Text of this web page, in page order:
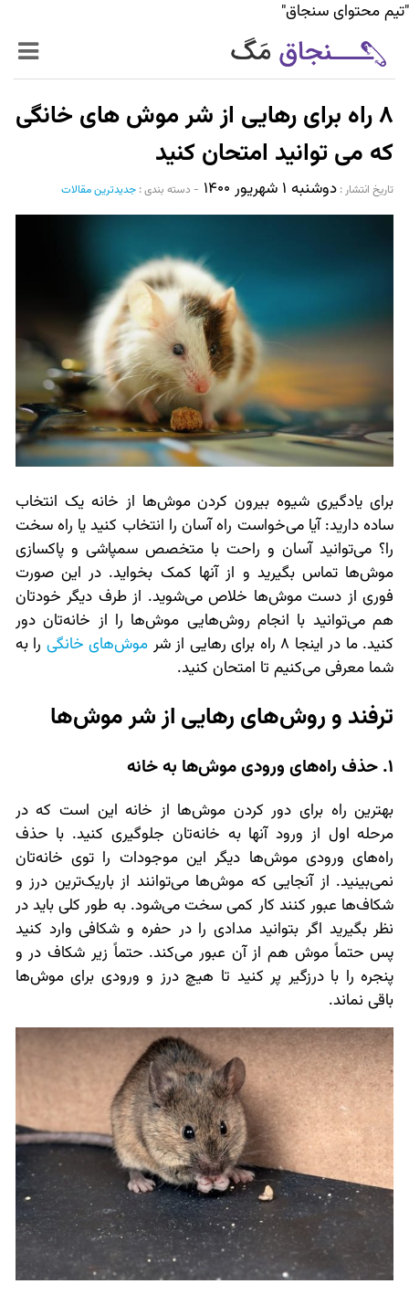
"تیم محتوای سنجاق"
زنده‌تر
حرفه‌ای‌تر
سیر تا پیاز خدمات
بازار آنلاین سنجاق
۸ راه برای رهایی از شر موش های خانگی
که می توانید امتحان کنید
تاریخ انتشار :‌ دوشنبه ۱ شهریور ۱۴۰۰ - دسته بندی : جدیدترین مقالات
برای یادگیری شیوه بیرون کردن موش‌ها از خانه یک انتخاب
ساده دارید: آیا می‌خواست راه آسان را انتخاب کنید یا راه سخت
را؟ می‌توانید آسان و راحت با متخصص سمپاشی و پاکسازی
موش‌ها تماس بگیرید و از آنها کمک بخواید. در این صورت
فوری از دست موش‌ها خلاص می‌شوید. از طرف دیگر خودتان
هم می‌توانید با انجام روش‌هایی موش‌ها را از خانه‌تان دور
کنید. ما در اینجا 8 راه برای رهایی از شر
موش‌های خانگی را به
شما معرفی می‌کنیم تا امتحان کنید.
ترفند و روش‌های رهایی از شر موش‌ها
1. حذف راه‌های ورودی موش‌ها به خانه
بهترین راه برای دور کردن موش‌ها از خانه این است که در
مرحله اول از ورود آنها به خانه‌تان جلوگیری کنید. با حذف
راه‌های ورودی موش‌ها دیگر این موجودات را توی خانه‌تان
نمی‌بینید. از آنجایی که موش‌ها می‌توانند از باریک‌ترین درز و
شکاف‌ها عبور کنند کار کمی سخت می‌شود. به طور کلی باید در
نظر بگیرید اگر بتوانید مدادی را در حفره و شکافی وارد کنید
پس حتماً موش هم از آن عبور می‌کند. حتماً زیر شکاف در و
پنجره را با درزگیر پر کنید تا هیچ درز و ورودی برای موش‌ها
باقی نماند.